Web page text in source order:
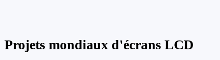
Projets mondiaux d'écrans LCD